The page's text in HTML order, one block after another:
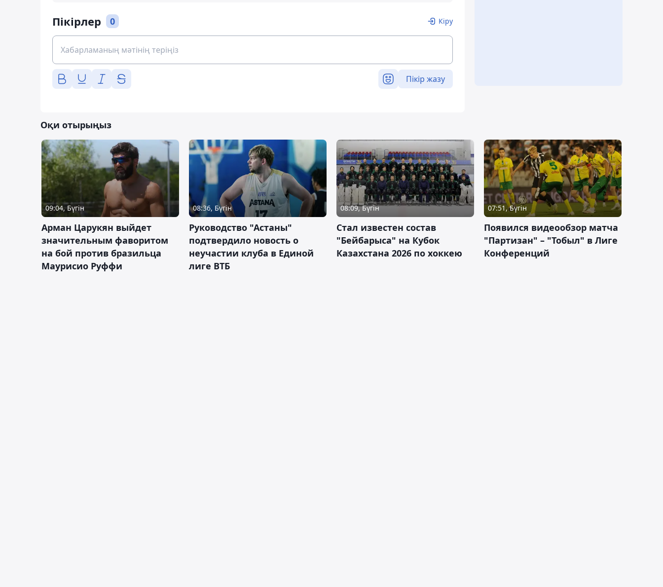
Пікірлер 0 Кіру
Пікір жазу
Оқи отырыңыз
09:04, Бүгін
Арман Царукян выйдет
значительным фаворитом
на бой против бразильца
Маурисио Руффи
08:36, Бүгін
Руководство "Астаны"
подтвердило новость о
неучастии клуба в Единой
лиге ВТБ
08:09, Бүгін
Стал известен состав
"Бейбарыса" на Кубок
Казахстана 2026 по хоккею
07:51, Бүгін
Появился видеообзор матча
"Партизан" – "Тобыл" в Лиге
Конференций